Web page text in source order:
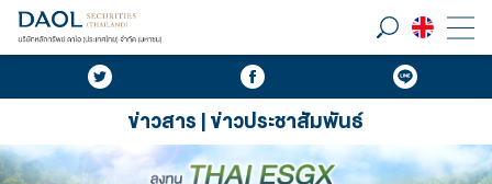
ข่าวสาร | ข่าวประชาสัมพันธ์